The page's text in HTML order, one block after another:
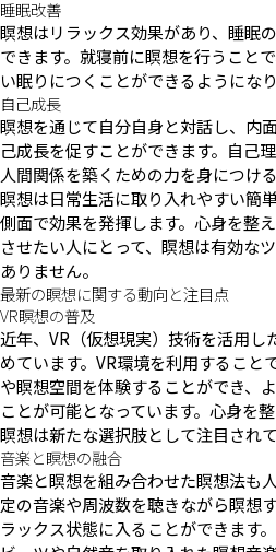
睡眠改善
瞑想はリラックス効果があり、睡眠
できます。就寝前に瞑想を行うこと
い眠りにつくことができるようになり
自己成長
瞑想を通じて自分自身と対話し、内
己成長を促すことができます。自己
人間関係を築くための力を身につけ
瞑想は日常生活に取り入れやすい簡
側面で効果を発揮します。心身を整
させたい人にとって、瞑想は有効な
ありません。
最新の瞑想に関する動向と注目点
VR瞑想の普及
近年、VR（仮想現実）技術を活用し
めています。VR環境を利用すること
や瞑想空間を体験することができ、
ことが可能となっています。心身を
瞑想は新たな選択肢として注目されて
音楽と瞑想の融合
音楽と瞑想を組み合わせた瞑想法も
定の音楽や周波数を聴きながら瞑想
ラックス状態に入ることができます